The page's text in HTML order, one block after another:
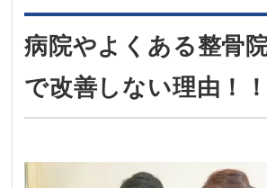
病院やよくある整骨
で改善しない理由！！